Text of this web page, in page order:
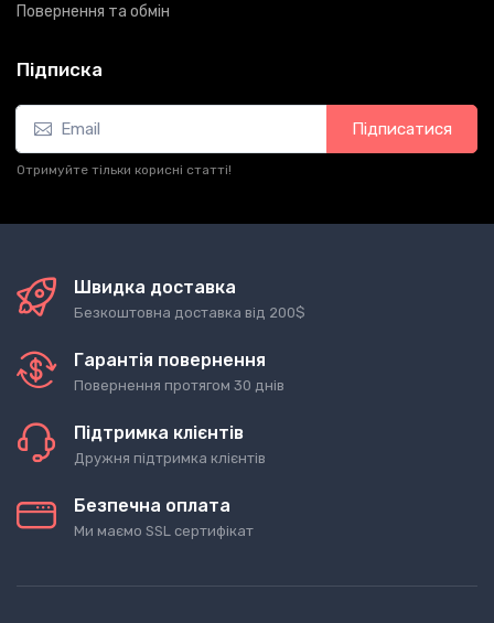
Повернення та обмін
Підписка
Підписатися
Отримуйте тільки корисні статті!
Швидка доставка
Безкоштовна доставка від 200$
Гарантія повернення
Повернення протягом 30 днів
Підтримка клієнтів
Дружня підтримка клієнтів
Безпечна оплата
Ми маємо SSL сертифікат